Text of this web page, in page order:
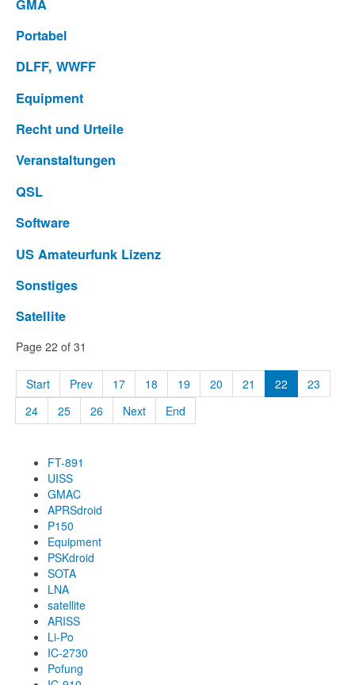
GMA
Portabel
DLFF, WWFF
Equipment
Recht und Urteile
Veranstaltungen
QSL
Software
US Amateurfunk Lizenz
Sonstiges
Satellite
Page 22 of 31
Start Prev 17 18 19 20 21 22
23
24
25 26 Next End
FT-891
UISS
GMAC
APRSdroid
P150
Equipment
PSKdroid
SOTA
LNA
satellite
ARISS
Li-Po
IC-2730
Pofung